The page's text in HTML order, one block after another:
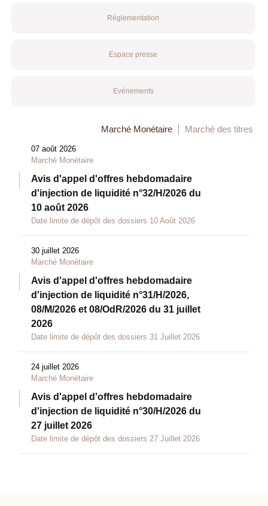
Réglementation
Espace presse
Evénements
Marché Monétaire Marché des titres
07 août 2026
Marché Monétaire
Avis d'appel d'offres hebdomadaire
d'injection de liquidité n°32/H/2026 du
10 août 2026
Date limite de dépôt des dossiers 10 Août 2026
30 juillet 2026
Marché Monétaire
Avis d'appel d'offres hebdomadaire
d'injection de liquidité n°31/H/2026,
08/M/2026 et 08/OdR/2026 du 31 juillet
2026
Date limite de dépôt des dossiers 31 Juillet 2026
24 juillet 2026
Marché Monétaire
Avis d'appel d'offres hebdomadaire
d'injection de liquidité n°30/H/2026 du
27 juillet 2026
Date limite de dépôt des dossiers 27 Juillet 2026